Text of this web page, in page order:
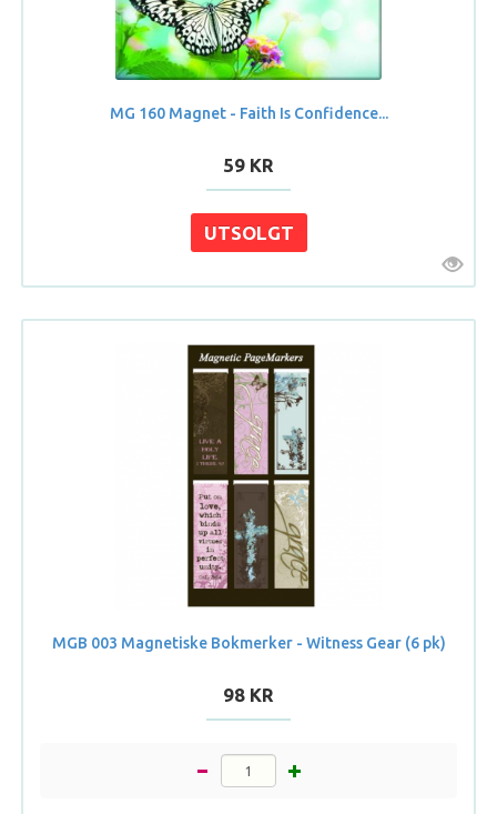
MG 160 Magnet - Faith Is Confidence...
59 KR
MGB 003 Magnetiske Bokmerker - Witness Gear (6 pk)
98 KR